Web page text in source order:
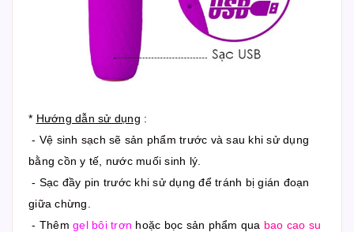
* Hướng dẫn sử dụng :
- Vệ sinh sạch sẽ sản phẩm trước và sau khi sử dụng
bằng cồn y tế, nước muối sinh lý.
- Sạc đầy pin trước khi sử dụng để tránh bị gián đoạn
giữa chừng.
- Thêm gel bôi trơn hoặc bọc sản phẩm qua bao cao su